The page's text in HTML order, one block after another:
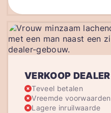
VERKOOP DEALER
Teveel betalen
Vreemde voorwaarden
Lagere inruilwaarde